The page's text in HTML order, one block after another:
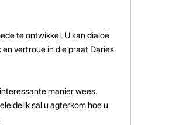
te ontwikkel. U kan dialoë
vertroue in die praat Daries
manier wees.
sal u agterkom hoe u